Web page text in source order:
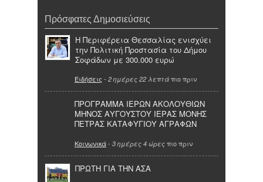
Πρόσφατες Δημοσιεύσεις
Η Περιφέρεια Θεσσαλίας ενισχύει
την Πολιτική Προστασία του Δήμου
Σοφάδων με 300.000 ευρώ
Ειδήσεις - 2 ημέρες 22 λεπτά πιο πριν
ΠΡΟΓΡΑΜΜΑ ΙΕΡΩΝ ΑΚΟΛΟΥΘΙΩΝ
ΜΗΝΟΣ ΑΥΓΟΥΣΤΟΥ ΙΕΡΑΣ ΜΟΝΗΣ
ΠΕΤΡΑΣ ΚΑΤΑΦΥΓΙΟΥ ΑΓΡΑΦΩΝ
Κοινωνικά- 3 ημέρες 4 ώρες πιο πριν
ΠΡΩΤΗ ΓΙΑ ΤΗΝ ΑΣΑ